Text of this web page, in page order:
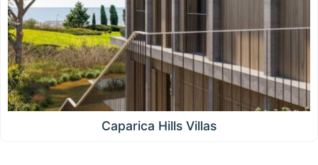
Caparica Hills Villas